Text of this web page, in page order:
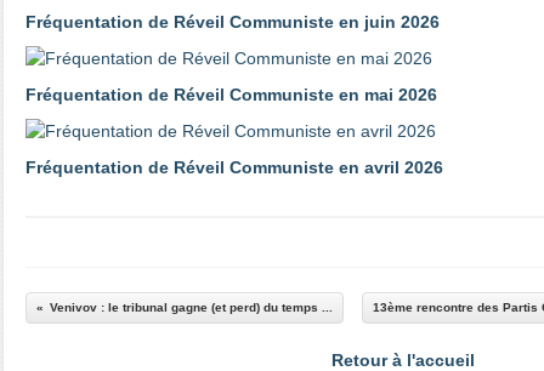
Fréquentation de Réveil Communiste en juin 2026
Fréquentation de Réveil Communiste en mai 2026
Fréquentation de Réveil Communiste en avril 2026
Venivov : le tribunal gagne (et perd) du temps ... 13ème rencontre des Partis
Retour à l'accueil